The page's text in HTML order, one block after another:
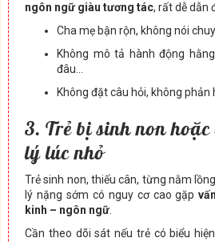
ngôn ngữ giàu tương tác, rất dễ dẫn
Cha mẹ bận rộn, không nói
Không mô tả hành động
đâu…
Không đặt câu hỏi, không phản
3. Trẻ bị sinh non hoặc
lý lúc nhỏ
Trẻ sinh non, thiếu cân, từng nằm
lý nặng sớm có nguy cơ cao gặp
kinh – ngôn ngữ
Cần theo dõi sát nếu trẻ có biểu